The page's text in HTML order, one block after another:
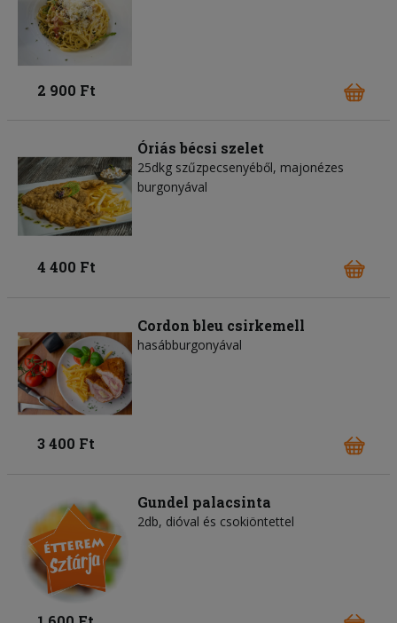
2 900 Ft
Óriás bécsi szelet
25dkg szűzpecsenyéből, majonézes
burgonyával
4 400 Ft
Cordon bleu csirkemell
hasábburgonyával
3 400 Ft
Gundel palacsinta
2db, dióval és csokiöntettel